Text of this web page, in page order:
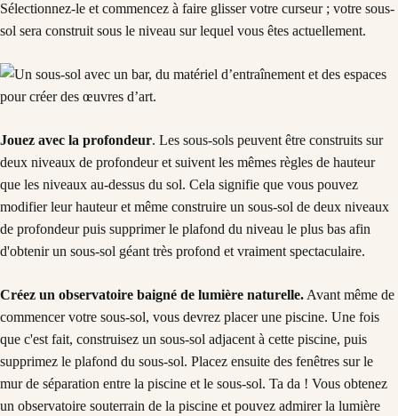
Sélectionnez-le et commencez à faire glisser votre curseur ; votre sous-
sol sera construit sous le niveau sur lequel vous êtes actuellement.
Jouez avec la profondeur. Les sous-sols peuvent être construits sur
deux niveaux de profondeur et suivent les mêmes règles de hauteur
que les niveaux au-dessus du sol. Cela signifie que vous pouvez
modifier leur hauteur et même construire un sous-sol de deux niveaux
de profondeur puis supprimer le plafond du niveau le plus bas afin
d'obtenir un sous-sol géant très profond et vraiment spectaculaire.
Créez un observatoire baigné de lumière naturelle. Avant même de
commencer votre sous-sol, vous devrez placer une piscine. Une fois
que c'est fait, construisez un sous-sol adjacent à cette piscine, puis
supprimez le plafond du sous-sol. Placez ensuite des fenêtres sur le
mur de séparation entre la piscine et le sous-sol. Ta da ! Vous obtenez
un observatoire souterrain de la piscine et pouvez admirer la lumière